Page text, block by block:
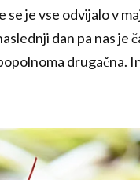
je vse odvijalo v
dan pa nas je
drugačna.